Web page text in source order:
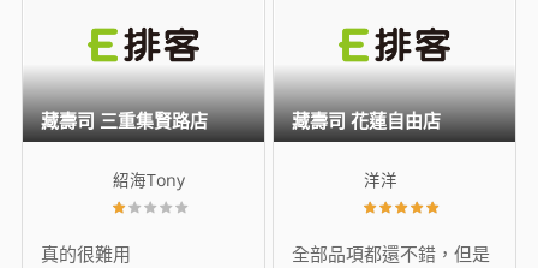
紹海Tony
真的很難用
藏壽司 三重集賢路店
洋洋
全部品項都還不錯，但是
藏壽司 花蓮自由店